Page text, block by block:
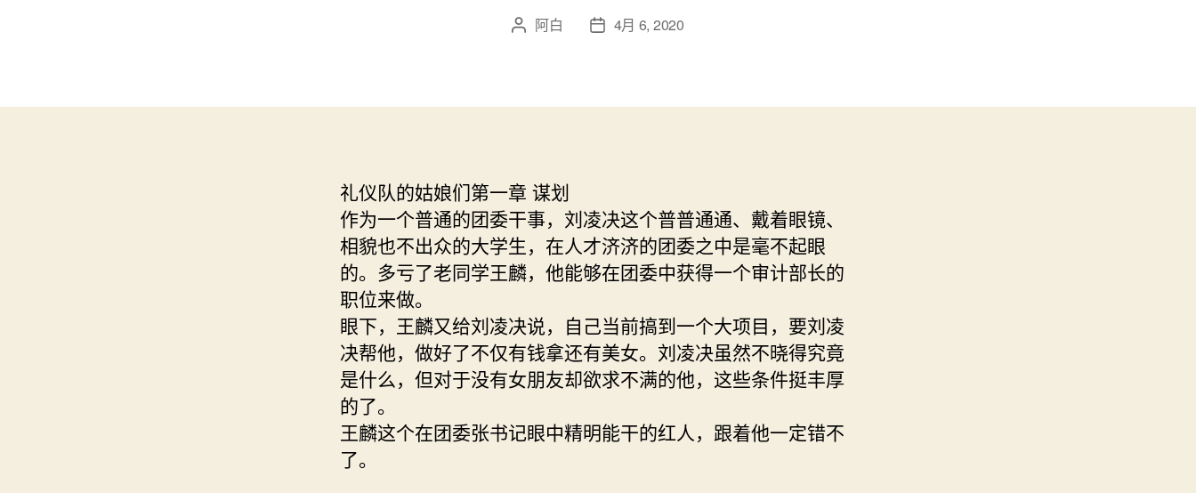
文 阿白
发 4月 6, 2020
礼仪队的姑娘们第一章 谋划
作为一个普通的团委干事，刘凌决这个普普通通、戴着眼镜、
相貌也不出众的大学生，在人才济济的团委之中是毫不起眼
的。多亏了老同学王麟，他能够在团委中获得一个审计部长的
职位来做。
眼下，王麟又给刘凌决说，自己当前搞到一个大项目，要刘凌
决帮他，做好了不仅有钱拿还有美女。刘凌决虽然不晓得究竟
是什么，但对于没有女朋友却欲求不满的他，这些条件挺丰厚
的了。
王麟这个在团委张书记眼中精明能干的红人，跟着他一定错不
了。